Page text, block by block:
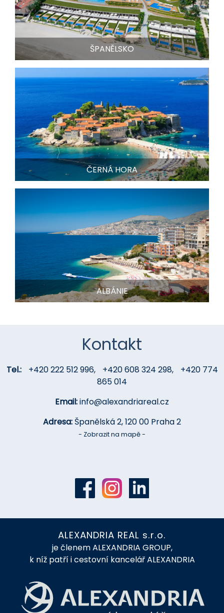
ŠPANĚLSKO
ČERNÁ HORA
ALBÁNIE
Kontakt
Tel.: +420 222 512 996, +420 608 324 298,
+420 774
865 014
Email:info@alexandriareal.cz
Adresa: Španělská 2, 120 00 Praha 2
- Zobrazit na mapě -
ALEXANDRIA REAL s.r.o.
je členem ALEXANDRIA GROUP,
k níž patří i cestovní kancelář ALEXANDRIA